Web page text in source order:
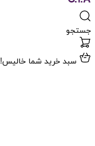
جستجو
سبد خرید شما خالیس!